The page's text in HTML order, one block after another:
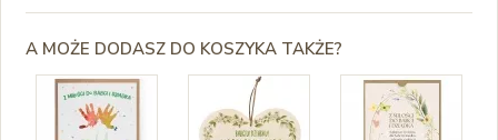
A MOŻE DODASZ DO KOSZYKA TAKŻE?